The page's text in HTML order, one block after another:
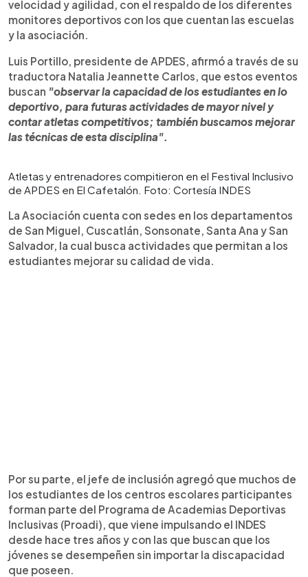
velocidad y agilidad, con el respaldo de los diferentes
monitores deportivos con los que cuentan las escuelas
y la asociación.
Luis Portillo, presidente de APDES, afirmó a través de su
traductora Natalia Jeannette Carlos, que estos eventos
buscan "observar la capacidad de los estudiantes en lo
deportivo, para futuras actividades de mayor nivel y
contar atletas competitivos; también buscamos mejorar
las técnicas de esta disciplina".
Atletas y entrenadores compitieron en el Festival Inclusivo
de APDES en El Cafetalón. Foto: Cortesía INDES
La Asociación cuenta con sedes en los departamentos
de San Miguel, Cuscatlán, Sonsonate, Santa Ana y San
Salvador, la cual busca actividades que permitan a los
estudiantes mejorar su calidad de vida.
Por su parte, el jefe de inclusión agregó que muchos de
los estudiantes de los centros escolares participantes
forman parte del Programa de Academias Deportivas
Inclusivas (Proadi), que viene impulsando el INDES
desde hace tres años y con las que buscan que los
jóvenes se desempeñen sin importar la discapacidad
que poseen.